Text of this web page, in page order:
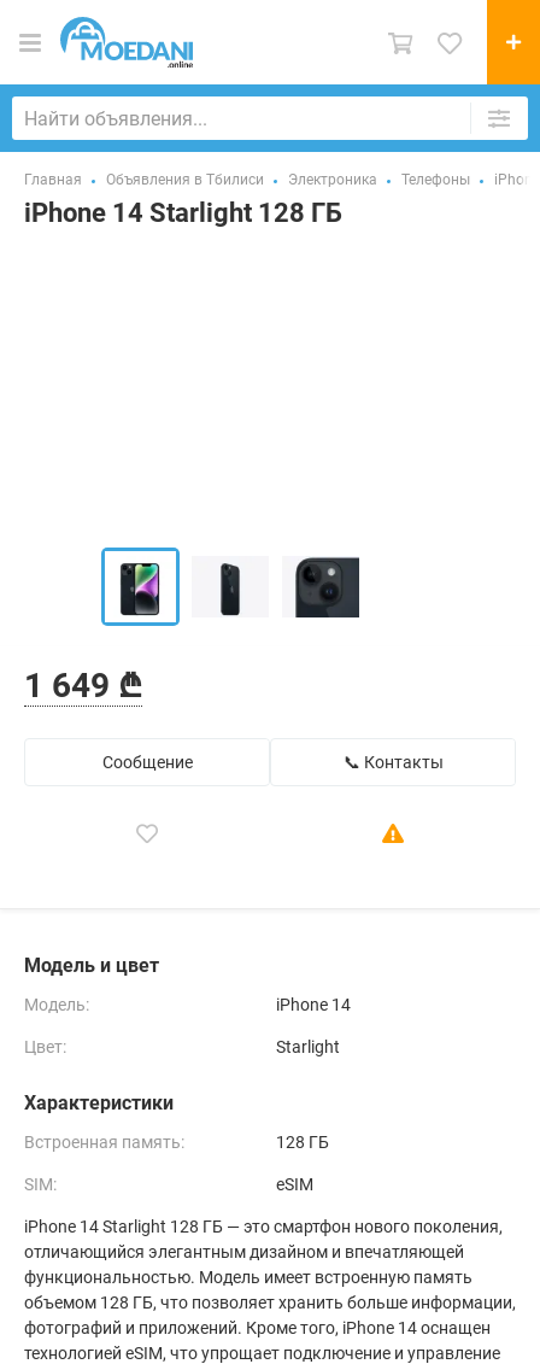
Главная Объявления в Тбилиси Электроника Телефоны iPhone
iPhone 14 Starlight 128 ГБ
1 649 ₾
Сообщение 📞 Контакты
Модель и цвет
Модель: iPhone 14
Цвет: Starlight
Характеристики
Встроенная память: 128 ГБ
SIM: eSIM
iPhone 14 Starlight 128 ГБ — это смартфон нового поколения,
отличающийся элегантным дизайном и впечатляющей
функциональностью. Модель имеет встроенную память
объемом 128 ГБ, что позволяет хранить больше информации,
фотографий и приложений. Кроме того, iPhone 14 оснащен
технологией eSIM, что упрощает подключение и управление